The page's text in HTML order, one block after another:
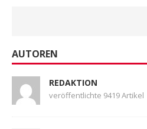
AUTOREN
REDAKTION
veröffentlichte 9419 Artikel